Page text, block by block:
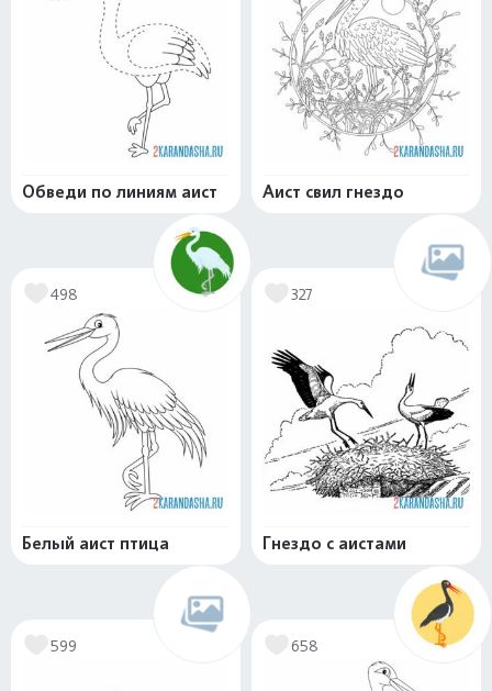
Обведи по линиям аист Аист свил гнездо
498
Белый аист птица
327
Гнездо с аистами
599 658